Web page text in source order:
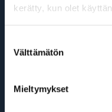
kerätty, kun olet
valinta
Välttämätön
Mieltymykset